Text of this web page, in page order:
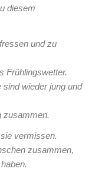
diesem
und zu
Frühlingswetter.
wieder jung und
zusammen.
vermissen.
zusammen,